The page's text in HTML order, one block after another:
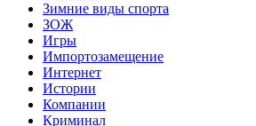
Зимние виды спорта
ЗОЖ
Игры
Импортозамещение
Интернет
Истории
Компании
Криминал